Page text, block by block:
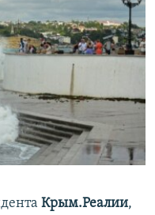
Крым.Реалии,